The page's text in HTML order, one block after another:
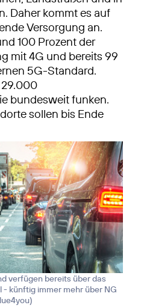
Daher kommt es auf
Versorgung an.
100 Prozent der
mit 4G und bereits 99
5G-Standard.
29.000
bundesweit funken.
sollen bis Ende
verfügen bereits über das
künftig immer mehr über NG
)